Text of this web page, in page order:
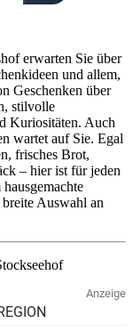
erwarten Sie über
und allem,
Geschenken über
stilvolle
Kuriositäten. Auch
wartet auf Sie. Egal
frisches Brot,
– hier ist für jeden
Auswahl an